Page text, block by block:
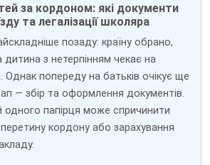
за кордоном: які документи
та легалізації школяра
позаду: країну обрано,
з нетерпінням чекає на
Однак попереду на батьків очікує ще
— збір та оформлення документів.
одного папірця може спричинити
кордону або зарахування